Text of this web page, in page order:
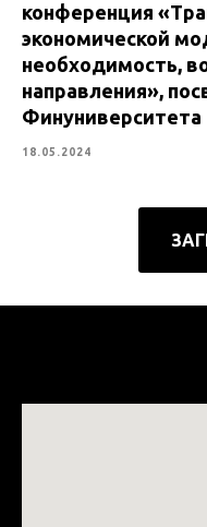
конференция
экономической
необходимость,
направления»,
Финуниверситета
18.05.2024